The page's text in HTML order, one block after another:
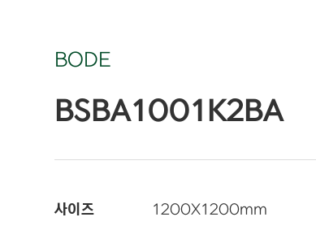
BODE
BSBA1001K2BA
사이즈 1200X1200mm